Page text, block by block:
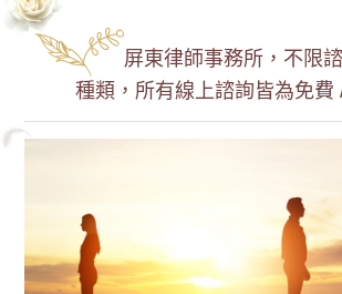
屏東律師事務所，不限
種類，所有線上諮詢皆為免費